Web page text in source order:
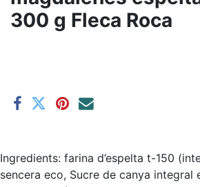
300 g Fleca Roca
Ingredients: farina d’espelta t-150
sencera eco, Sucre de canya integral